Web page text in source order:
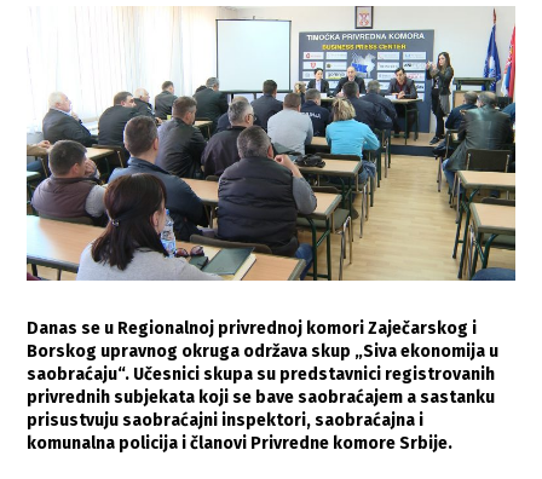
Danas se u Regionalnoj privrednoj komori Zaječarskog i
Borskog upravnog okruga održava skup „Siva ekonomija u
saobraćaju“. Učesnici skupa su predstavnici registrovanih
privrednih subjekata koji se bave saobraćajem a sastanku
prisustvuju saobraćajni inspektori, saobraćajna i
komunalna policija i članovi Privredne komore Srbije.